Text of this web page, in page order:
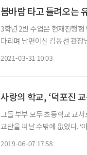
봄바람 타고 들려오는
3학년 2반 수업은 현재진행
다리며 남편이신 김동선 관
2021-03-31 10:03
사랑의 학교, ‘덕포진
그들 부부 모두 초등학교 교
교단을 떠날 수밖에 없었다. ‘
2019-06-07 17:58